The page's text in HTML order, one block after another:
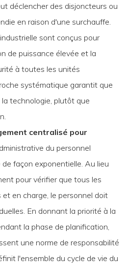
déclencher des disjoncteurs ou
en raison d'une surchauffe.
sont conçus pour
de puissance élevée et la
à toutes les unités
systématique garantit que
technologie, plutôt que
centralisé pour
du personnel
façon exponentielle. Au lieu
pour vérifier que tous les
en charge, le personnel doit
En donnant la priorité à la
la phase de planification,
une norme de responsabilité
l'ensemble du cycle de vie du